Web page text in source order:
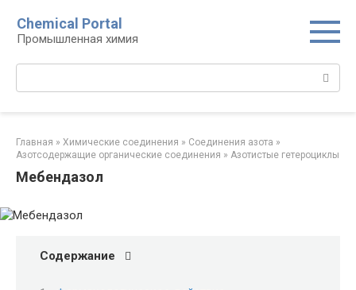
контенту
Chemical Portal
Промышленная химия
Главная » Химические соединения » Соединения азота »
Азотсодержащие органические соединения » Азотистые гетероциклы‎
Мебендазол
Содержание